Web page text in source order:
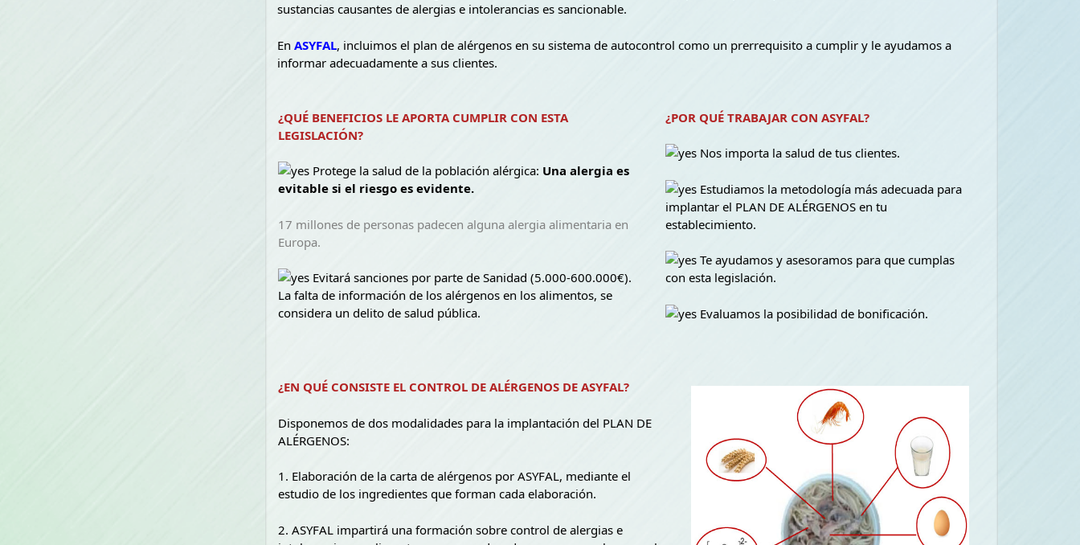
sustancias causantes de alergias e intolerancias es sancionable.
En ASYFAL, incluimos el plan de alérgenos en su sistema de autocontrol como un prerrequisito a cumplir y le ayudamos a
informar adecuadamente a sus clientes.
¿QUÉ BENEFICIOS LE APORTA CUMPLIR CON ESTA
LEGISLACIÓN?
Protege la salud de la población alérgica: Una alergia es
evitable si el riesgo es evidente.
17 millones de personas padecen alguna alergia alimentaria en
Europa.
Evitará sanciones por parte de Sanidad (5.000-600.000€).
La falta de información de los alérgenos en los alimentos, se
considera un delito de salud pública.
¿POR QUÉ TRABAJAR CON ASYFAL?
Nos importa la salud de tus clientes.
Estudiamos la metodología más adecuada para
implantar el PLAN DE ALÉRGENOS en tu
establecimiento.
Te ayudamos y asesoramos para que cumplas
con esta legislación.
Evaluamos la posibilidad de bonificación.
¿EN QUÉ CONSISTE EL CONTROL DE ALÉRGENOS DE ASYFAL?
Disponemos de dos modalidades para la implantación del PLAN DE
ALÉRGENOS:
1. Elaboración de la carta de alérgenos por ASYFAL, mediante el
estudio de los ingredientes que forman cada elaboración.
2. ASYFAL impartirá una formación sobre control de alergias e